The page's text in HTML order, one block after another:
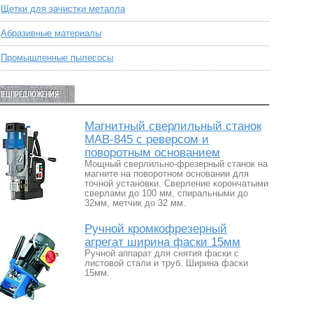
Щетки для зачистки металла
Абразивные материалы
Промышленные пылесосы
Магнитный сверлильный станок
MAB-845 с реверсом и
поворотным основанием
Мощный сверлильно-фрезерный станок на
магните на поворотном основании для
точной установки. Сверление корончатыми
сверлами до 100 мм, спиральными до
32мм, метчик до 32 мм.
Ручной кромкофрезерный
агрегат ширина фаски 15мм
Ручной аппарат для снятия фаски с
листовой стали и труб. Ширина фаски
15мм.